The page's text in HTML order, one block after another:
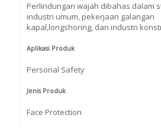
Perlindungan wajah dibahas dalam
industri umum, pekerjaan galangan
kapal,longshoring, dan industri
Aplikasi Produk
Personal Safety
Jenis Produk
Face Protection